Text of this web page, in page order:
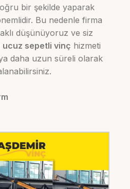
bir şekilde yaparak
Bu nedenle firma
düşünüyoruz ve siz
ucuz sepetli vinç hizmeti
daha uzun süreli olarak